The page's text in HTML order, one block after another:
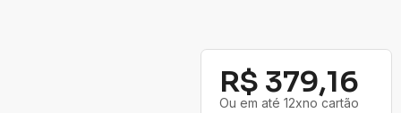
R$ 379,16
Ou em até 12xno cartão